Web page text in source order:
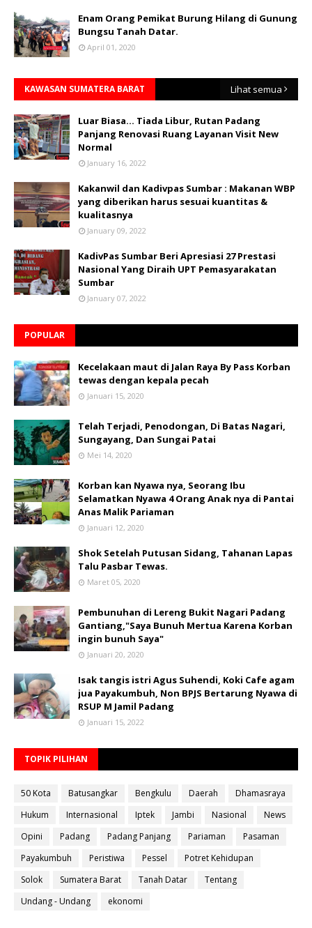
Enam Orang Pemikat Burung Hilang di Gunung
Bungsu Tanah Datar.
April 01, 2020
KAWASAN SUMATERA BARAT Lihat semua
Luar Biasa... Tiada Libur, Rutan Padang
Panjang Renovasi Ruang Layanan Visit New
Normal
January 16, 2022
Kakanwil dan Kadivpas Sumbar : Makanan WBP
yang diberikan harus sesuai kuantitas &
kualitasnya
January 09, 2022
KadivPas Sumbar Beri Apresiasi 27 Prestasi
Nasional Yang Diraih UPT Pemasyarakatan
Sumbar
January 07, 2022
POPULAR
Kecelakaan maut di Jalan Raya By Pass Korban
tewas dengan kepala pecah
Januari 15, 2020
Telah Terjadi, Penodongan, Di Batas Nagari,
Sungayang, Dan Sungai Patai
Mei 14, 2020
Korban kan Nyawa nya, Seorang Ibu
Selamatkan Nyawa 4 Orang Anak nya di Pantai
Anas Malik Pariaman
Januari 12, 2020
Shok Setelah Putusan Sidang, Tahanan Lapas
Talu Pasbar Tewas.
Maret 05, 2020
Pembunuhan di Lereng Bukit Nagari Padang
Gantiang,"Saya Bunuh Mertua Karena Korban
ingin bunuh Saya"
Januari 20, 2020
Isak tangis istri Agus Suhendi, Koki Cafe agam
jua Payakumbuh, Non BPJS Bertarung Nyawa di
RSUP M Jamil Padang
Januari 15, 2022
TOPIK PILIHAN
50 Kota Batusangkar Bengkulu Daerah
Dhamasraya
Hukum
Internasional Iptek Jambi Nasional
News
Opini
Padang Padang Panjang Pariaman
Pasaman
Payakumbuh
Peristiwa Pessel
Potret Kehidupan
Solok
Sumatera Barat Tanah Datar
Tentang
Undang - Undang
ekonomi